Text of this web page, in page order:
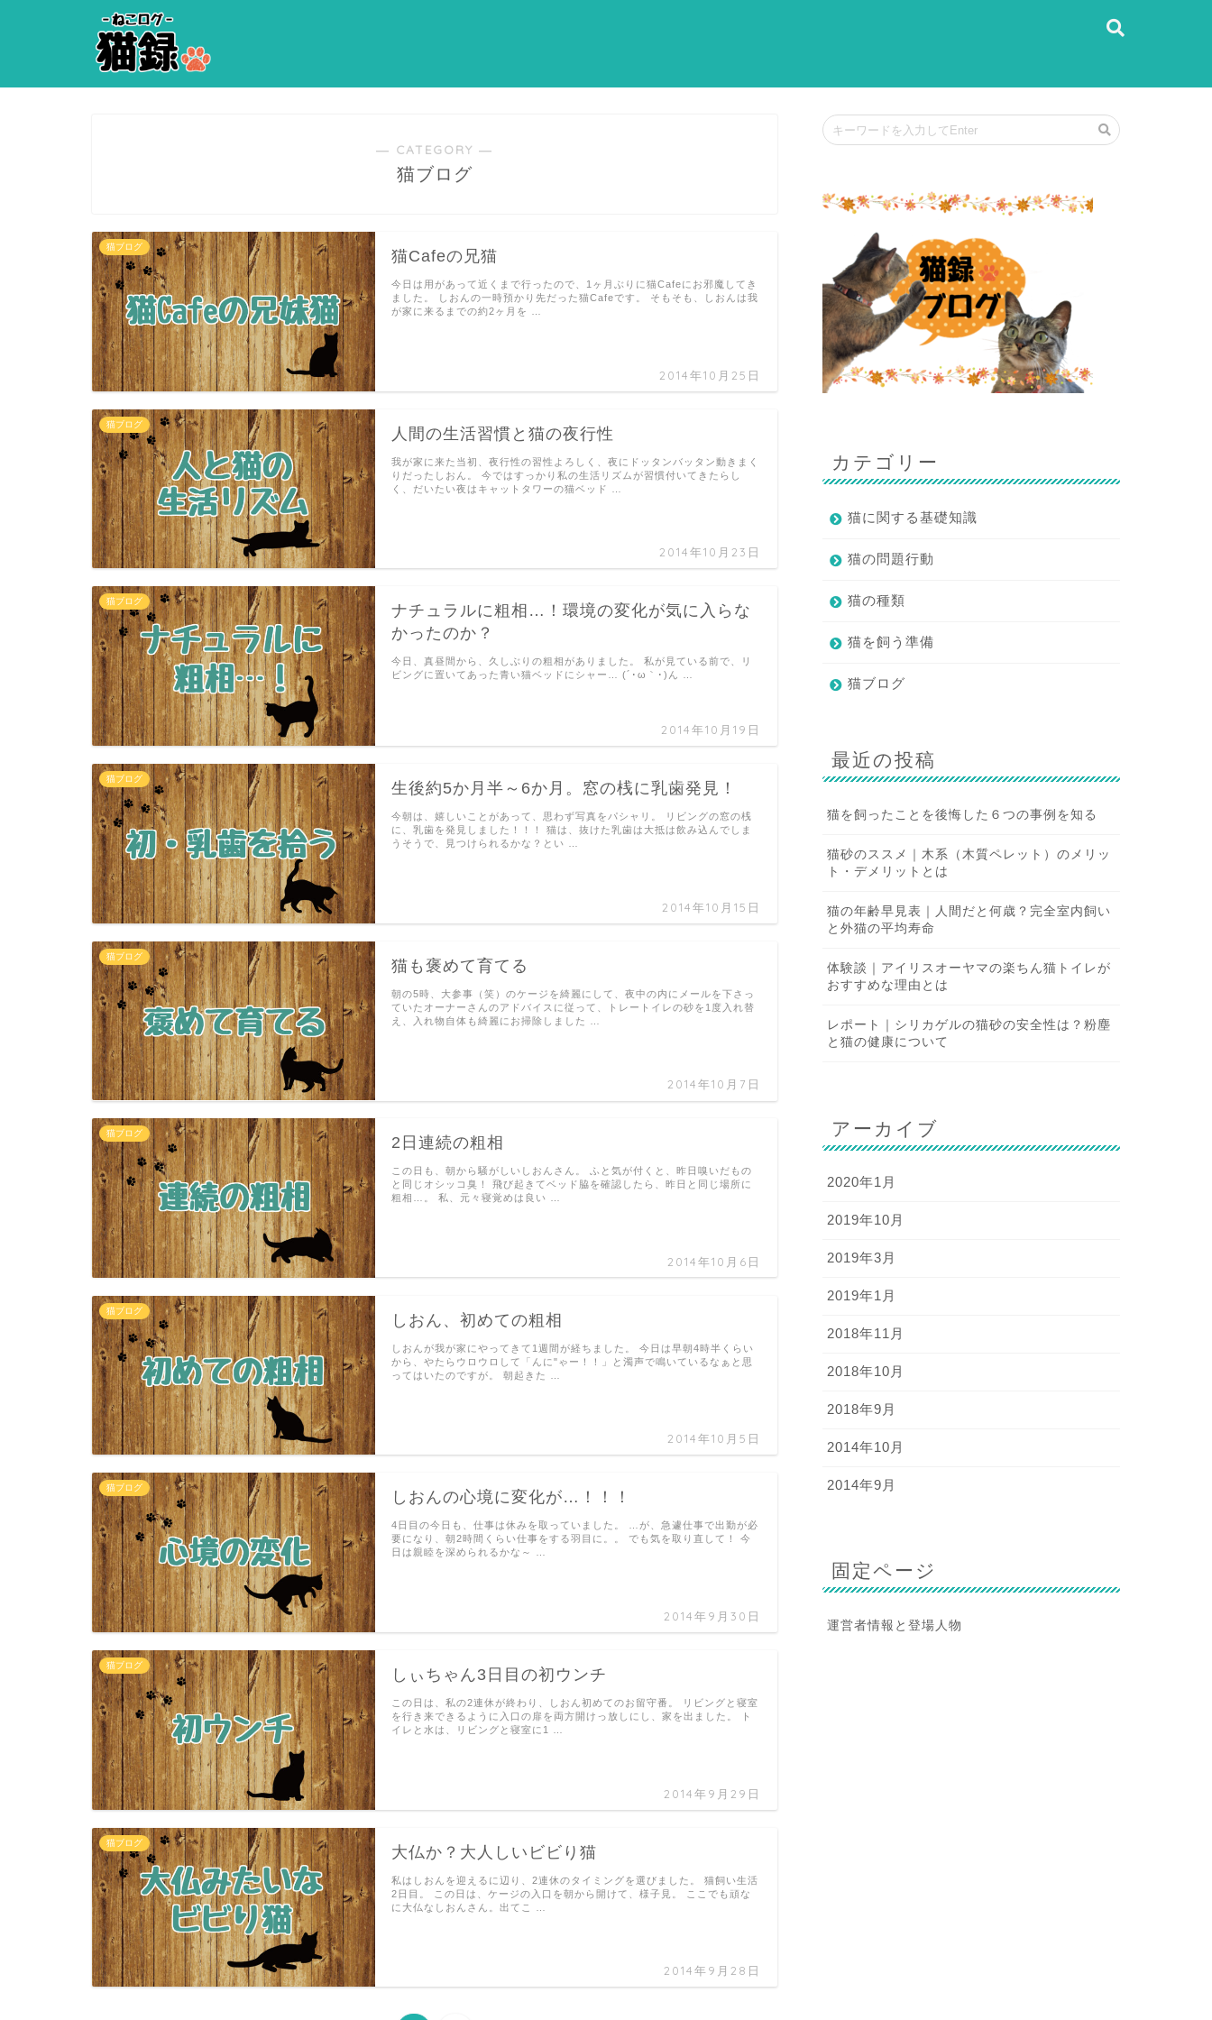
― CATEGORY ―
猫ブログ
猫ブログ
猫Cafeの兄猫
2014年10月25日
今日は用があって近くまで行ったので、1ヶ月ぶりに猫Cafeにお邪魔してき
ました。 しおんの一時預かり先だった猫Cafeです。 そもそも、しおんは我
が家に来るまでの約2ヶ月を …
猫ブログ
人間の生活習慣と猫の夜行性
2014年10月23日
我が家に来た当初、夜行性の習性よろしく、夜にドッタンバッタン動きまく
りだったしおん。 今ではすっかり私の生活リズムが習慣付いてきたらし
く、だいたい夜はキャットタワーの猫ベッド …
猫ブログ
ナチュラルに粗相…！環境の変化が気に入らな
かったのか？
2014年10月19日
今日、真昼間から、久しぶりの粗相がありました。 私が見ている前で、リ
ビングに置いてあった青い猫ベッドにシャー… (´･ω｀･)ん …
猫ブログ
生後約5か月半～6か月。窓の桟に乳歯発見！
2014年10月15日
今朝は、嬉しいことがあって、思わず写真をパシャリ。 リビングの窓の桟
に、乳歯を発見しました！！！ 猫は、抜けた乳歯は大抵は飲み込んでしま
うそうで、見つけられるかな？とい …
猫ブログ
猫も褒めて育てる
2014年10月7日
朝の5時、大参事（笑）のケージを綺麗にして、夜中の内にメールを下さっ
ていたオーナーさんのアドバイスに従って、トレートイレの砂を1度入れ替
え、入れ物自体も綺麗にお掃除しました …
猫ブログ
2日連続の粗相
2014年10月6日
この日も、朝から騒がしいしおんさん。 ふと気が付くと、昨日嗅いだもの
と同じオシッコ臭！ 飛び起きてベッド脇を確認したら、昨日と同じ場所に
粗相…。 私、元々寝覚めは良い …
猫ブログ
しおん、初めての粗相
2014年10月5日
しおんが我が家にやってきて1週間が経ちました。 今日は早朝4時半くらい
から、やたらウロウロして「んに"ゃー！！」と濁声で鳴いているなぁと思
ってはいたのですが。 朝起きた …
猫ブログ
しおんの心境に変化が…！！！
2014年9月30日
4日目の今日も、仕事は休みを取っていました。 …が、急遽仕事で出勤が必
要になり、朝2時間くらい仕事をする羽目に。。 でも気を取り直して！ 今
日は親睦を深められるかな～ …
猫ブログ
しぃちゃん3日目の初ウンチ
2014年9月29日
この日は、私の2連休が終わり、しおん初めてのお留守番。 リビングと寝室
を行き来できるように入口の扉を両方開けっ放しにし、家を出ました。 ト
イレと水は、リビングと寝室に1 …
猫ブログ
大仏か？大人しいビビり猫
2014年9月28日
私はしおんを迎えるに辺り、2連休のタイミングを選びました。 猫飼い生活
2日目。 この日は、ケージの入口を朝から開けて、様子見。 ここでも頑な
に大仏なしおんさん。出てこ …
カテゴリー
猫に関する基礎知識
猫の問題行動
猫の種類
猫を飼う準備
猫ブログ
最近の投稿
猫を飼ったことを後悔した６つの事例を知る
猫砂のススメ｜木系（木質ペレット）のメリッ
ト・デメリットとは
猫の年齢早見表｜人間だと何歳？完全室内飼い
と外猫の平均寿命
体験談｜アイリスオーヤマの楽ちん猫トイレが
おすすめな理由とは
レポート｜シリカゲルの猫砂の安全性は？粉塵
と猫の健康について
アーカイブ
2020年1月
2019年10月
2019年3月
2019年1月
2018年11月
2018年10月
2018年9月
2014年10月
2014年9月
固定ページ
運営者情報と登場人物